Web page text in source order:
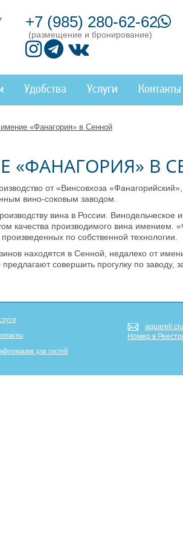
+7 (985) 280-62-62
(размещение и бронирование)
Удобства Услуги Контакты
«Фанагория» в Сенной
«ФАНАГОРИЯ» В
от «Винсовхоза
вино-соковым заводом.
вина в России.
качества производимого вина имением.
по собственной технологии.
находятся в Сенной, недалеко от
совершить прогулку по заводу,
для гостей
Номер в